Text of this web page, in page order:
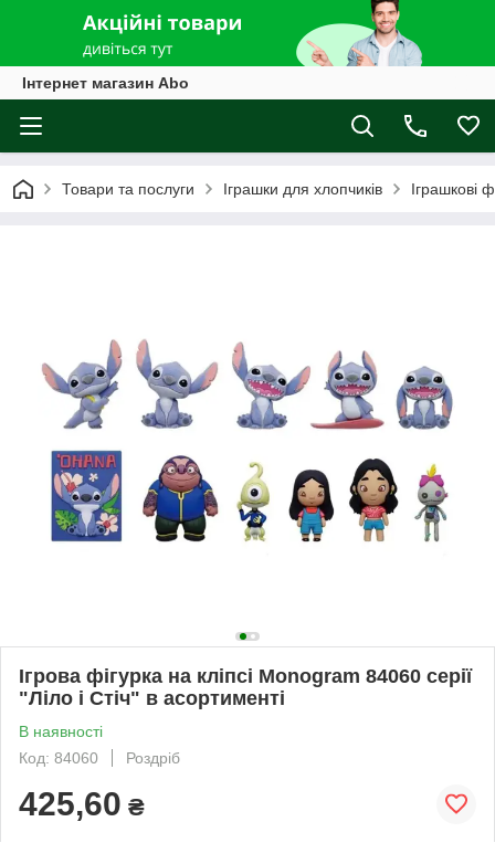
Інтернет магазин Abo
Товари та послуги Іграшки для хлопчиків Іграшкові
Ігрова фігурка на кліпсі Monogram 84060 серії
"Ліло і Стіч" в асортименті
В наявності
Код: 84060
Роздріб
425,60 ₴